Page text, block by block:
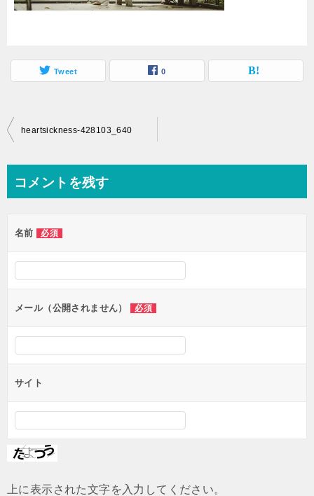
Tweet 0
投
ビ
ー
シ
ン
heartsickness-428103_640
コメントを残す
名前 必須
メール（公開されません） 必須
サイト
上に表示された文字を入力してください。